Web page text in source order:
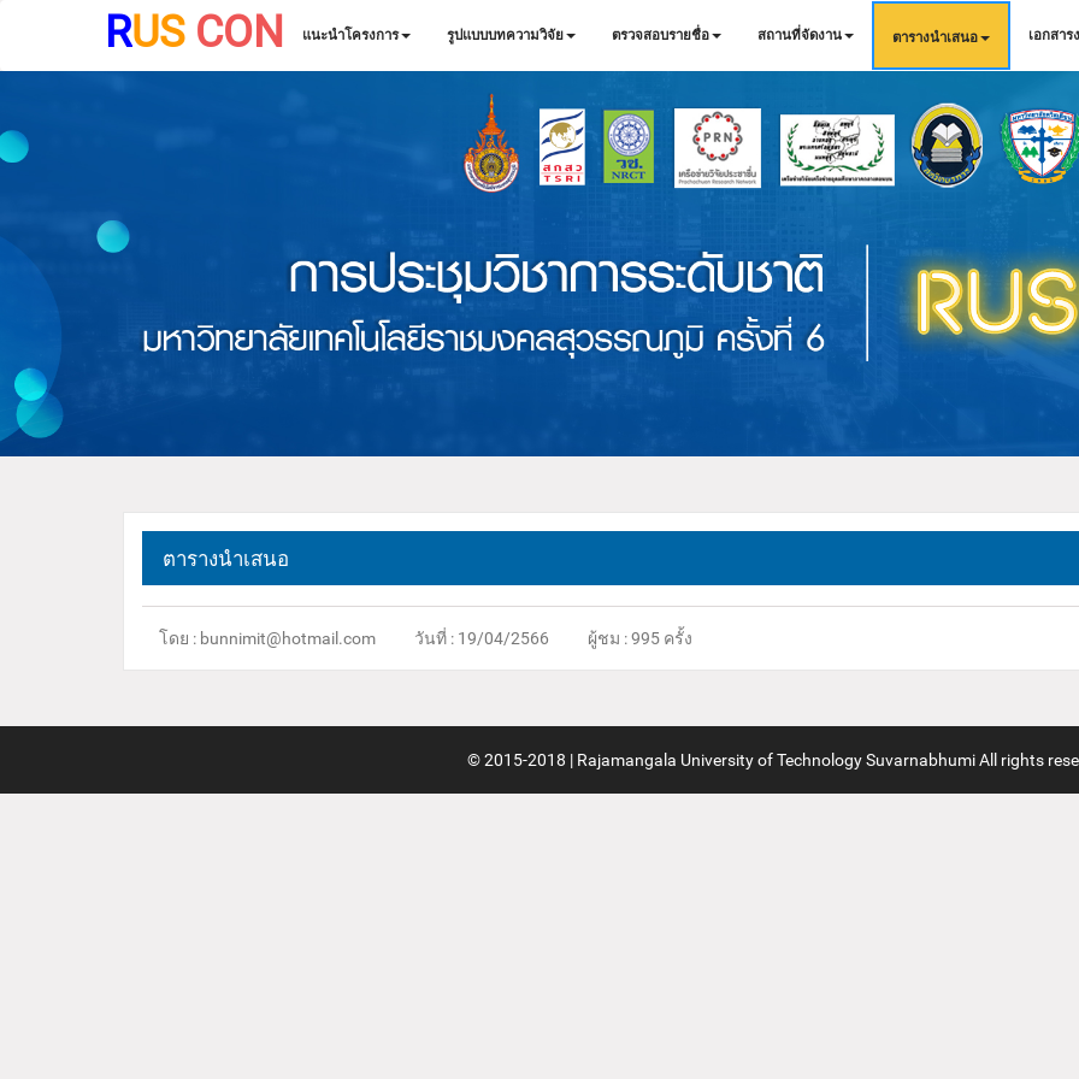
RUSCON แนะนำโครงการ รูปแบบบทความวิจัย ตรวจสอบรายชื่อ สถานที่จัดงาน ตารางนำเสนอ เอกสา
ตารางนำเสนอ
โดย : bunnimit@hotmail.com วันที่ : 19/04/2566 ผู้ชม : 995 ครั้ง
© 2015-2018 | Rajamangala University of Technology Suvarnabhumi All rights